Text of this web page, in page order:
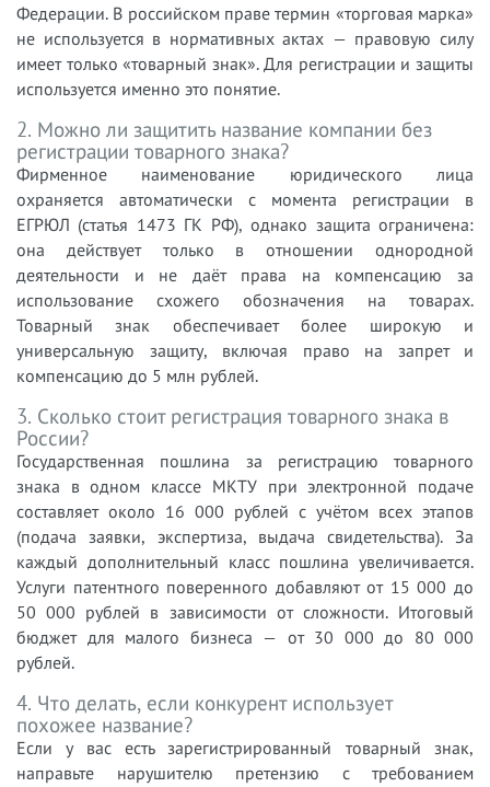
Федерации. В российском праве термин «торговая марка»
не используется в нормативных актах — правовую силу
имеет только «товарный знак». Для регистрации и защиты
используется именно это понятие.
2. Можно ли защитить название компании без
регистрации товарного знака?
Фирменное наименование юридического лица
охраняется автоматически с момента регистрации в
ЕГРЮЛ (статья 1473 ГК РФ), однако защита ограничена:
она действует только в отношении однородной
деятельности и не даёт права на компенсацию за
использование схожего обозначения на товарах.
Товарный знак обеспечивает более широкую и
универсальную защиту, включая право на запрет и
компенсацию до 5 млн рублей.
3. Сколько стоит регистрация товарного знака в
России?
Государственная пошлина за регистрацию товарного
знака в одном классе МКТУ при электронной подаче
составляет около 16 000 рублей с учётом всех этапов
(подача заявки, экспертиза, выдача свидетельства). За
каждый дополнительный класс пошлина увеличивается.
Услуги патентного поверенного добавляют от 15 000 до
50 000 рублей в зависимости от сложности. Итоговый
бюджет для малого бизнеса — от 30 000 до 80 000
рублей.
4. Что делать, если конкурент использует
похожее название?
Если у вас есть зарегистрированный товарный знак,
направьте нарушителю претензию с требованием